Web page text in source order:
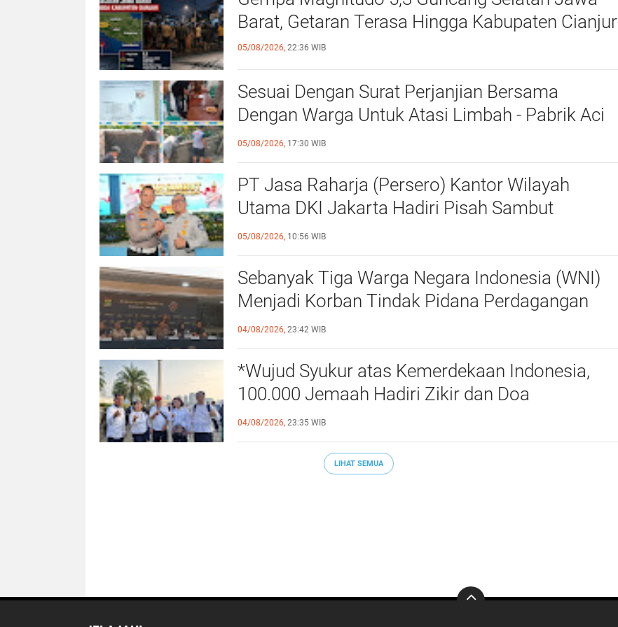
Barat, Getaran Terasa Hingga Kabupaten Cianjur
05/08/2026, 22:36 WIB
Sesuai Dengan Surat Perjanjian Bersama
Dengan Warga Untuk Atasi Limbah - Pabrik Aci
Giat Perbaiki Kobak Penampungan Air
05/08/2026, 17:30 WIB
PT Jasa Raharja (Persero) Kantor Wilayah
Utama DKI Jakarta Hadiri Pisah Sambut
Direktur Lalu Lintas Polda Metro Jaya
05/08/2026, 10:56 WIB
Sebanyak Tiga Warga Negara Indonesia (WNI)
Menjadi Korban Tindak Pidana Perdagangan
Orang (TPPO) di Libya Berhasil Dipulangkan Ke -
Indonesia. Mereka
04/08/2026, 23:42 WIB
*Wujud Syukur atas Kemerdekaan Indonesia,
100.000 Jemaah Hadiri Zikir dan Doa
Kebangsaan di Monas. Sabtu 1 Aug 2026*_
04/08/2026, 23:35 WIB
LIHAT SEMUA